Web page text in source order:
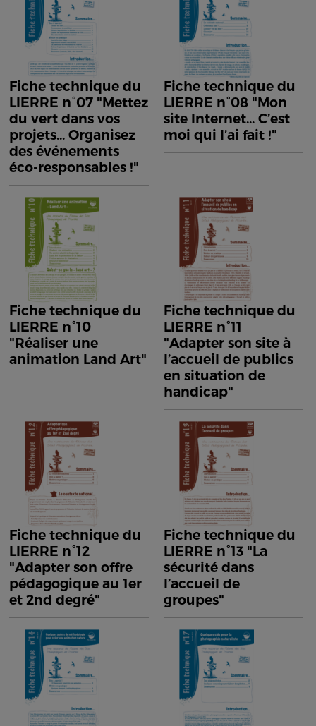
Fiche technique du
LIERRE n°07 "Mettez
du vert dans vos
projets... Organisez
des événements
éco-responsables !"
Fiche technique du
LIERRE n°08 "Mon
site Internet... C’est
moi qui l’ai fait !"
Fiche technique du
LIERRE n°10
"Réaliser une
animation Land Art"
Fiche technique du
LIERRE n°11
"Adapter son site à
l’accueil de publics
en situation de
handicap"
Fiche technique du
LIERRE n°12
"Adapter son offre
pédagogique au 1er
et 2nd degré"
Fiche technique du
LIERRE n°13 "La
sécurité dans
l’accueil de
groupes"